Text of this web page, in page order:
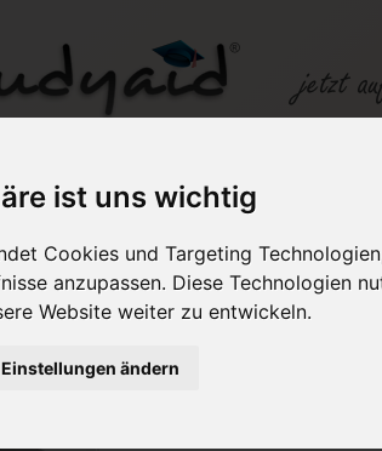
ist uns wichtig
Cookies und Targeting
anzupassen. Diese Technologien
Website weiter zu entwickeln.
Einstellungen ändern
Einsendeaufgabe WIND 1 R
Auf StudyAid.de verkaufen